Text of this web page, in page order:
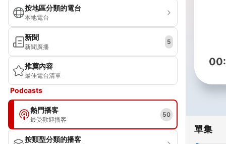
按地區分類的電台
本地電台
新聞
新聞廣播
5
推薦內容
最佳電台清單
Podcasts
熱門播客
最受歡迎播客
50
按類型分類的播客
單集